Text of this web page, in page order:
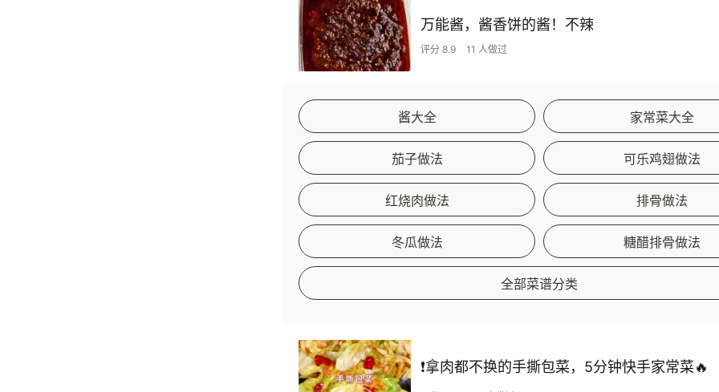
万能酱，酱香饼的酱！不辣
评分 8.9 11 人做过
酱大全 家常菜大全
茄子做法 可乐鸡翅做法
红烧肉做法 排骨做法
冬瓜做法 糖醋排骨做法
全部菜谱分类
❗拿肉都不换的手撕包菜，5分钟快手家常菜🔥